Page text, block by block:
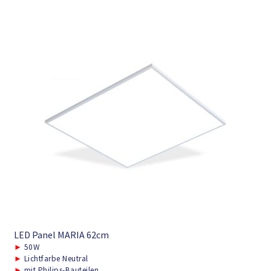
LED Panel MARIA 62cm
► 50W
► Lichtfarbe Neutral